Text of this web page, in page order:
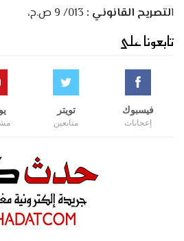
التصريح القانوني :
تابعونا على
فيسبوك
إعجابات
تويتر
متابعين